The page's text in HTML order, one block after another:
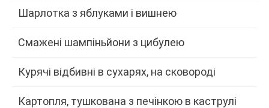
Шарлотка з яблуками і вишнею
Смажені шампіньйони з цибулею
Курячі відбивні в сухарях, на сковороді
Картопля, тушкована з печінкою в каструлі